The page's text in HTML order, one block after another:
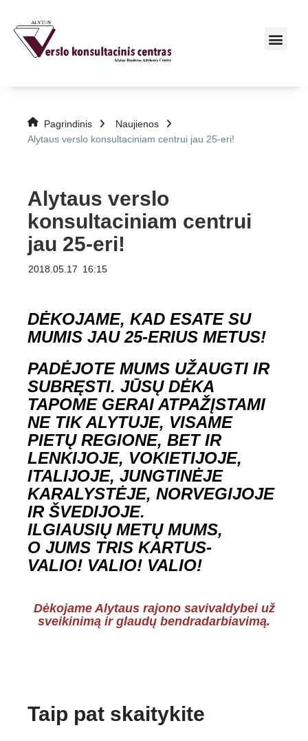
Pagrindinis
Naujienos
Alytaus verslo konsultaciniam centrui jau 25-eri!
Alytaus verslo
konsultaciniam centrui
jau 25-eri!
2018.05.17 16:15
DĖKOJAME, KAD ESATE SU
MUMIS JAU 2️5️-ERIUS METUS!
PADĖJOTE MUMS UŽAUGTI IR
SUBRĘSTI. JŪSŲ DĖKA
TAPOME GERAI ATPAŽĮSTAMI
NE TIK ALYTUJE, VISAME
PIETŲ REGIONE, BET IR
LENKIJOJE, VOKIETIJOJE,
ITALIJOJE, JUNGTINĖJE
KARALYSTĖJE, NORVEGIJOJE
IR ŠVEDIJOJE.
ILGIAUSIŲ METŲ MUMS,
O JUMS TRIS KARTUS-
VALIO! VALIO! VALIO!
Dėkojame Alytaus rajono savivaldybei už
sveikinimą ir glaudų bendradarbiavimą.
Taip pat skaitykite